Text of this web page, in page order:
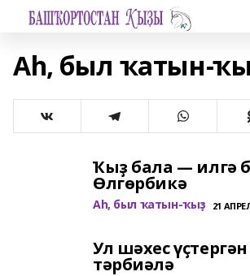
Аһ, был ҡатын-
Ҡыҙ бала — илгә
Өлгөрбикә
Аһ, был ҡатын-ҡыҙ 21
Ул шәхес
тәрбиәлә